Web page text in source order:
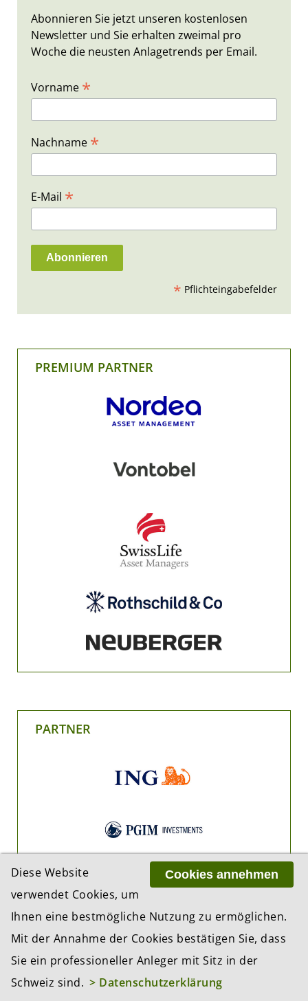
Abonnieren Sie jetzt unseren kostenlosen
Newsletter und Sie erhalten zweimal pro
Woche die neusten Anlagetrends per Email.
Vorname *
Nachname *
E-Mail *
* Pflichteingabefelder
PREMIUM PARTNER
PARTNER
Cookies annehmen
Diese Website
verwendet Cookies, um
Ihnen eine bestmögliche Nutzung zu ermöglichen.
Mit der Annahme der Cookies bestätigen Sie, dass
Sie ein professioneller Anleger mit Sitz in der
Schweiz sind. > Datenschutzerklärung